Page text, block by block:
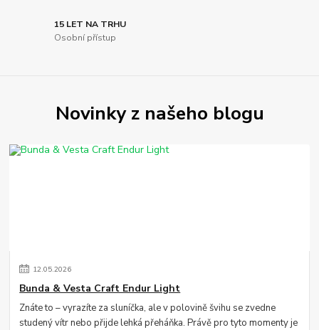
15 LET NA TRHU
Osobní přístup
Novinky z našeho blogu
12.05.2026
Bunda & Vesta Craft Endur Light
Znáte to – vyrazíte za sluníčka, ale v polovině švihu se zvedne
studený vítr nebo přijde lehká přeháňka. Právě pro tyto momenty je